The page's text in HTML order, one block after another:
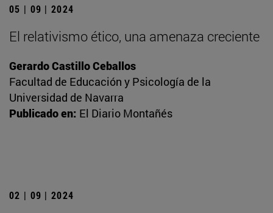
05 | 09 | 2024
El relativismo ético, una amenaza creciente
Gerardo Castillo Ceballos
Facultad de Educación y Psicología de la
Universidad de Navarra
Publicado en: El Diario Montañés
02 | 09 | 2024